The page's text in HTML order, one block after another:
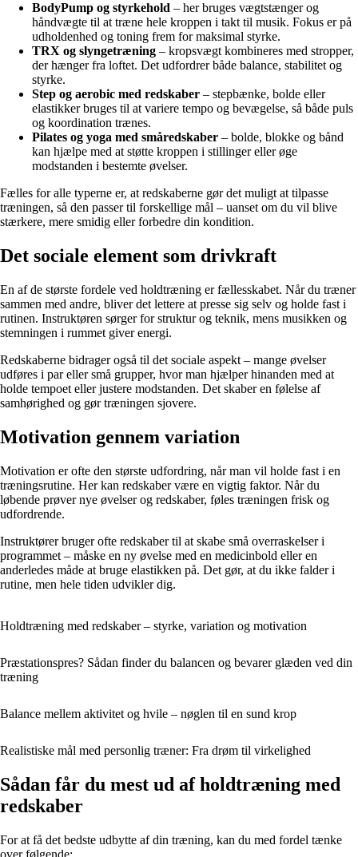
BodyPump og styrkehold – her bruges vægtstænger og
håndvægte til at træne hele kroppen i takt til musik. Fokus er på
udholdenhed og toning frem for maksimal styrke.
TRX og slyngetræning – kropsvægt kombineres med stropper,
der hænger fra loftet. Det udfordrer både balance, stabilitet og
styrke.
Step og aerobic med redskaber – stepbænke, bolde eller
elastikker bruges til at variere tempo og bevægelse, så både puls
og koordination trænes.
Pilates og yoga med småredskaber – bolde, blokke og bånd
kan hjælpe med at støtte kroppen i stillinger eller øge
modstanden i bestemte øvelser.
Fælles for alle typerne er, at redskaberne gør det muligt at tilpasse
træningen, så den passer til forskellige mål – uanset om du vil blive
stærkere, mere smidig eller forbedre din kondition.
Det sociale element som drivkraft
En af de største fordele ved holdtræning er fællesskabet. Når du træner
sammen med andre, bliver det lettere at presse sig selv og holde fast i
rutinen. Instruktøren sørger for struktur og teknik, mens musikken og
stemningen i rummet giver energi.
Redskaberne bidrager også til det sociale aspekt – mange øvelser
udføres i par eller små grupper, hvor man hjælper hinanden med at
holde tempoet eller justere modstanden. Det skaber en følelse af
samhørighed og gør træningen sjovere.
Motivation gennem variation
Motivation er ofte den største udfordring, når man vil holde fast i en
træningsrutine. Her kan redskaber være en vigtig faktor. Når du
løbende prøver nye øvelser og redskaber, føles træningen frisk og
udfordrende.
Instruktører bruger ofte redskaber til at skabe små overraskelser i
programmet – måske en ny øvelse med en medicinbold eller en
anderledes måde at bruge elastikken på. Det gør, at du ikke falder i
rutine, men hele tiden udvikler dig.
Holdtræning med redskaber – styrke, variation og motivation
Præstationspres? Sådan finder du balancen og bevarer glæden ved din
træning
Balance mellem aktivitet og hvile – nøglen til en sund krop
Realistiske mål med personlig træner: Fra drøm til virkelighed
Sådan får du mest ud af holdtræning med
redskaber
For at få det bedste udbytte af din træning, kan du med fordel tænke
over følgende: